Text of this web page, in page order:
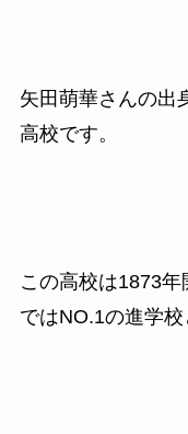
矢田萌華さんの出
高校です。
この高校は1873
ではNO.1の進学校